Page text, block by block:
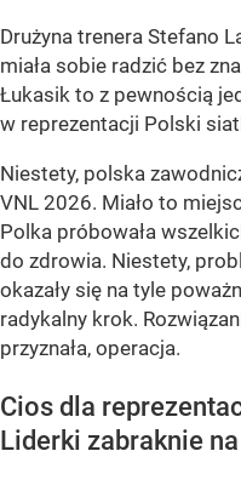
Drużyna trenera Stefano
miała sobie radzić bez
Łukasik to z pewnością
w reprezentacji Polski
Niestety, polska
VNL 2026. Miało to
Polka próbowała
do zdrowia. Niestety,
okazały się na tyle
radykalny krok.
przyznała, operacja.
Cios dla
Liderki zabraknie